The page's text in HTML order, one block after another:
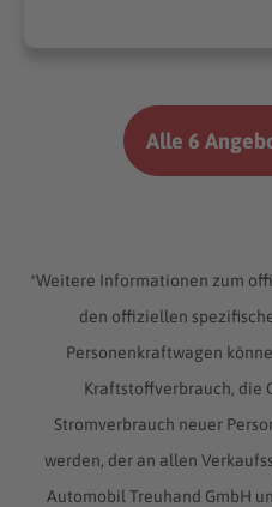
Alle 6
*Weitere Informationen zum
den offiziellen
Personenkraftwagen
Kraftstoffverbrauch, die
Stromverbrauch neuer
werden, der an allen
Automobil Treuhand GmbH